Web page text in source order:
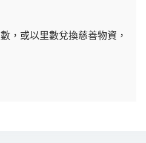
，或以里數兌換慈善物資，